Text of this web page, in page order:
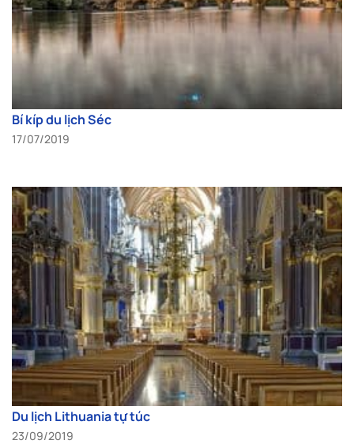
Bí kíp du lịch Séc
17/07/2019
Du lịch Lithuania tự túc
23/09/2019